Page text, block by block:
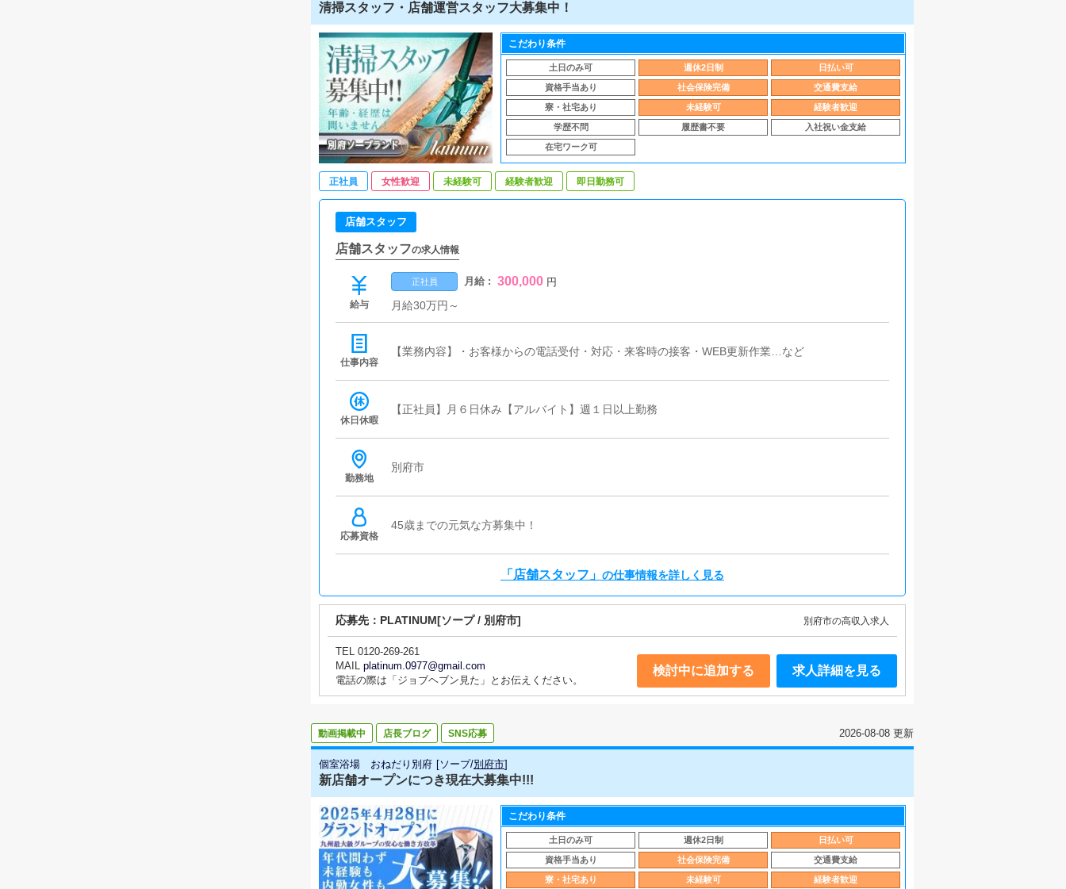
清掃スタッフ・店舗運営スタッフ大募集中！
こだわり条件
土日のみ可 週休2日制 日払い可
資格手当あり 社会保険完備 交通費支給
寮・社宅あり 未経験可 経験者歓迎
学歴不問 履歴書不要 入社祝い金支給
在宅ワーク可
正社員 女性歓迎 未経験可 経験者歓迎 即日勤務可
店舗スタッフ
店舗スタッフの求人情報
給与
正社員 月給 : 300,000 円
月給30万円～
仕事内容
【業務内容】・お客様からの電話受付・対応・来客時の接客・WEB更新作業…など
休日休暇
【正社員】月６日休み【アルバイト】週１日以上勤務
勤務地
別府市
応募資格
45歳までの元気な方募集中！
「店舗スタッフ」 の仕事情報を詳しく見る
応募先： PLATINUM[ソープ / 別府市] 別府市の高収入求人
TEL 0120-269-261
MAIL platinum.0977@gmail.com
電話の際は「ジョブヘブン見た」とお伝えください。
検討中に追加する 求人詳細を見る
動画掲載中 店長ブログ SNS応募 2026-08-08 更新
個室浴場 おねだり別府 [ソープ/別府市]
新店舗オープンにつき現在大募集中!!!
こだわり条件
土日のみ可 週休2日制 日払い可
資格手当あり 社会保険完備 交通費支給
寮・社宅あり 未経験可 経験者歓迎